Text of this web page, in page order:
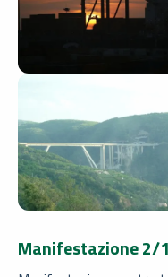
Manifestazione 2/